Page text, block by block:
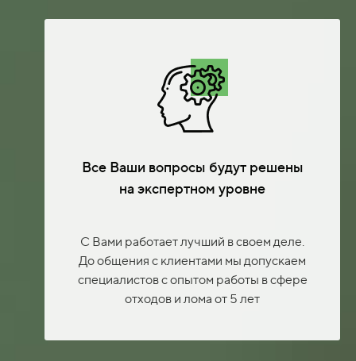
Все Ваши вопросы будут решены
на экспертном уровне
С Вами работает лучший в своем деле.
До общения с клиентами мы допускаем
специалистов с опытом работы в сфере
отходов и лома от 5 лет